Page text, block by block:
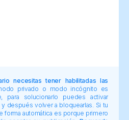
necesitas tener habilitadas las
privado o modo incógnito es
para solucionarlo puedes activar
después volver a bloquearlas. Si tu
forma automática es porque primero